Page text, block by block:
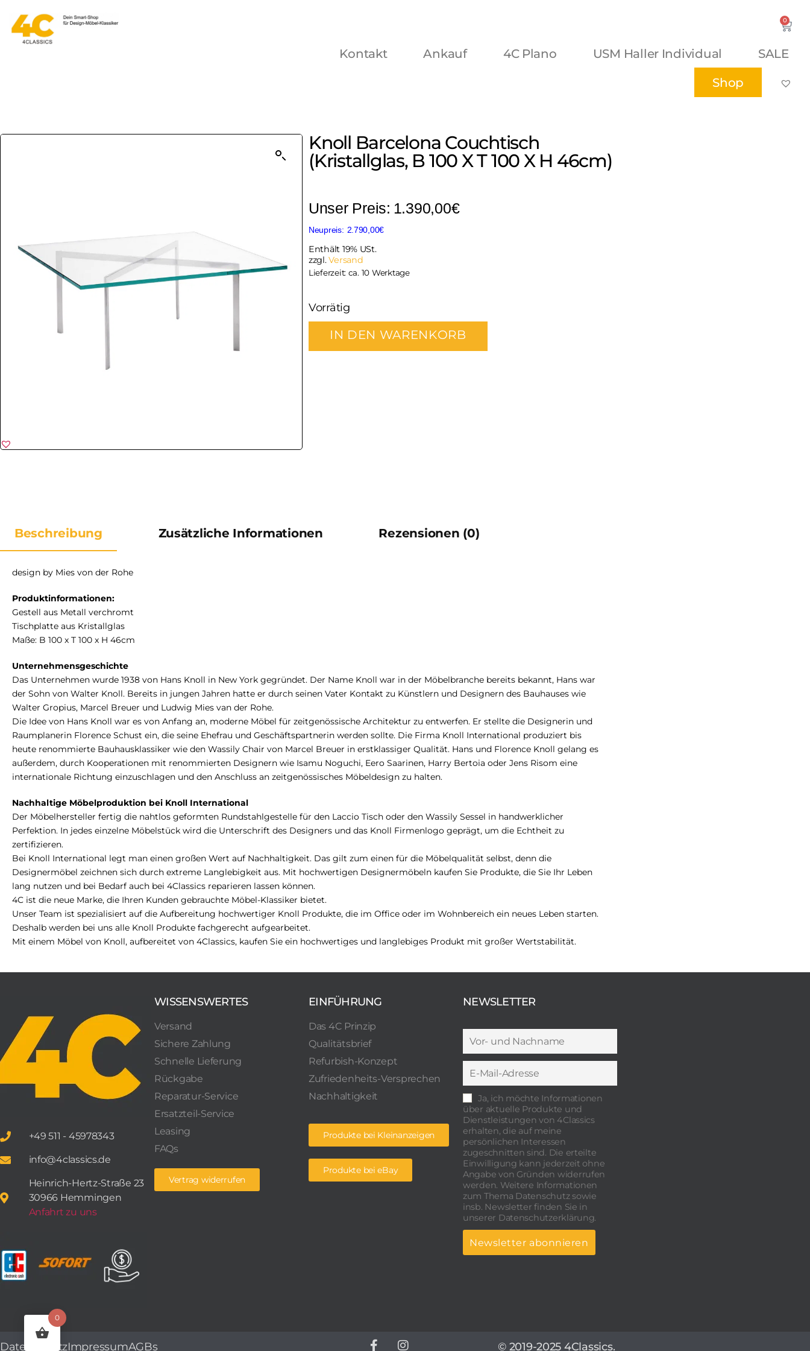
0
Kontakt Ankauf 4C Plano USM Haller Individual
SALE
Shop
Knoll Barcelona Couchtisch
(Kristallglas, B 100 X T 100 X H 46cm)
1.390,00€
2.790,00€
Enthält 19% USt.
zzgl.Versand
Lieferzeit: ca. 10 Werktage
Vorrätig
IN DEN WARENKORB
Beschreibung Zusätzliche Informationen Rezensionen (0)
design by Mies von der Rohe
Produktinformationen:
Gestell aus Metall verchromt
Tischplatte aus Kristallglas
Maße: B 100 x T 100 x H 46cm
Unternehmensgeschichte
Das Unternehmen wurde 1938 von Hans Knoll in New York gegründet. Der Name Knoll war in der Möbelbranche bereits bekannt, Hans war
der Sohn von Walter Knoll. Bereits in jungen Jahren hatte er durch seinen Vater Kontakt zu Künstlern und Designern des Bauhauses wie
Walter Gropius, Marcel Breuer und Ludwig Mies van der Rohe.
Die Idee von Hans Knoll war es von Anfang an, moderne Möbel für zeitgenössische Architektur zu entwerfen. Er stellte die Designerin und
Raumplanerin Florence Schust ein, die seine Ehefrau und Geschäftspartnerin werden sollte. Die Firma Knoll International produziert bis
heute renommierte Bauhausklassiker wie den Wassily Chair von Marcel Breuer in erstklassiger Qualität. Hans und Florence Knoll gelang es
außerdem, durch Kooperationen mit renommierten Designern wie Isamu Noguchi, Eero Saarinen, Harry Bertoia oder Jens Risom eine
internationale Richtung einzuschlagen und den Anschluss an zeitgenössisches Möbeldesign zu halten.
Nachhaltige Möbelproduktion bei Knoll International
Der Möbelhersteller fertig die nahtlos geformten Rundstahlgestelle für den Laccio Tisch oder den Wassily Sessel in handwerklicher
Perfektion. In jedes einzelne Möbelstück wird die Unterschrift des Designers und das Knoll Firmenlogo geprägt, um die Echtheit zu
zertifizieren.
Bei Knoll International legt man einen großen Wert auf Nachhaltigkeit. Das gilt zum einen für die Möbelqualität selbst, denn die
Designermöbel zeichnen sich durch extreme Langlebigkeit aus. Mit hochwertigen Designermöbeln kaufen Sie Produkte, die Sie Ihr Leben
lang nutzen und bei Bedarf auch bei 4Classics reparieren lassen können.
4C ist die neue Marke, die Ihren Kunden gebrauchte Möbel-Klassiker bietet.
Unser Team ist spezialisiert auf die Aufbereitung hochwertiger Knoll Produkte, die im Office oder im Wohnbereich ein neues Leben starten.
Deshalb werden bei uns alle Knoll Produkte fachgerecht aufgearbeitet.
Mit einem Möbel von Knoll, aufbereitet von 4Classics, kaufen Sie ein hochwertiges und langlebiges Produkt mit großer Wertstabilität.
+49 511 - 45978343
info@4classics.de
Heinrich-Hertz-Straße 23
30966 Hemmingen
Anfahrt zu uns
WISSENSWERTES
Versand
Sichere Zahlung
Schnelle Lieferung
Rückgabe
Reparatur-Service
Ersatzteil-Service
Leasing
FAQs
Vertrag widerrufen
EINFÜHRUNG
Das 4C Prinzip
Qualitätsbrief
Refurbish-Konzept
Zufriedenheits-Versprechen
Nachhaltigkeit
Produkte bei Kleinanzeigen
Produkte bei eBay
NEWSLETTER
Ja, ich möchte Informationen
über aktuelle Produkte und
Dienstleistungen von 4Classics
erhalten, die auf meine
persönlichen Interessen
zugeschnitten sind. Die erteilte
Einwilligung kann jederzeit ohne
Angabe von Gründen widerrufen
werden. Weitere Informationen
zum Thema Datenschutz sowie
insb. Newsletter finden Sie in
unserer Datenschutzerklärung.
DatenschutzImpressumAGBs © 2019-2025 4Classics.
0